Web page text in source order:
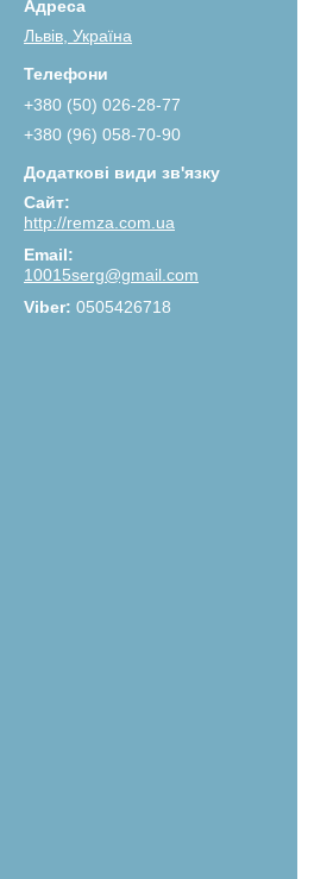
Львів, Україна
+380 (50) 026-28-77
+380 (96) 058-70-90
http://remza.com.ua
10015serg@gmail.com
0505426718